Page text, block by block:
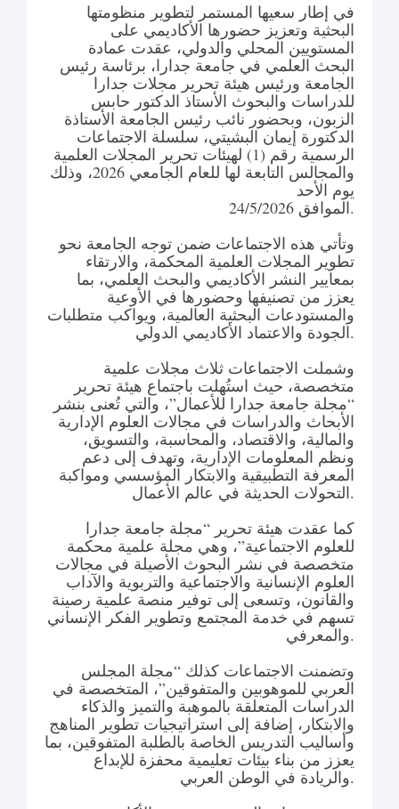
في إطار سعيها المستمر لتطوير منظومتها
البحثية وتعزيز حضورها الأكاديمي على
المستويين المحلي والدولي، عقدت عمادة
البحث العلمي في جامعة جدارا، برئاسة رئيس
الجامعة ورئيس هيئة تحرير مجلات جدارا
للدراسات والبحوث الأستاذ الدكتور حابس
الزبون، وبحضور نائب رئيس الجامعة الأستاذة
الدكتورة إيمان البشيتي، سلسلة الاجتماعات
الرسمية رقم (1) لهيئات تحرير المجلات العلمية
والمجالس التابعة لها للعام الجامعي 2026، وذلك
يوم الأحد
الموافق 24/5/2026.
وتأتي هذه الاجتماعات ضمن توجه الجامعة نحو
تطوير المجلات العلمية المحكمة، والارتقاء
بمعايير النشر الأكاديمي والبحث العلمي، بما
يعزز من تصنيفها وحضورها في الأوعية
والمستودعات البحثية العالمية، ويواكب متطلبات
الجودة والاعتماد الأكاديمي الدولي.
وشملت الاجتماعات ثلاث مجلات علمية
متخصصة، حيث استُهلت باجتماع هيئة تحرير
“مجلة جامعة جدارا للأعمال”، والتي تُعنى بنشر
الأبحاث والدراسات في مجالات العلوم الإدارية
والمالية، والاقتصاد، والمحاسبة، والتسويق،
ونظم المعلومات الإدارية، وتهدف إلى دعم
المعرفة التطبيقية والابتكار المؤسسي ومواكبة
التحولات الحديثة في عالم الأعمال.
كما عقدت هيئة تحرير “مجلة جامعة جدارا
للعلوم الاجتماعية”، وهي مجلة علمية محكمة
متخصصة في نشر البحوث الأصيلة في مجالات
العلوم الإنسانية والاجتماعية والتربوية والآداب
والقانون، وتسعى إلى توفير منصة علمية رصينة
تسهم في خدمة المجتمع وتطوير الفكر الإنساني
والمعرفي.
وتضمنت الاجتماعات كذلك “مجلة المجلس
العربي للموهوبين والمتفوقين”، المتخصصة في
الدراسات المتعلقة بالموهبة والتميز والذكاء
والابتكار، إضافة إلى استراتيجيات تطوير المناهج
وأساليب التدريس الخاصة بالطلبة المتفوقين، بما
يعزز من بناء بيئات تعليمية محفزة للإبداع
والريادة في الوطن العربي.